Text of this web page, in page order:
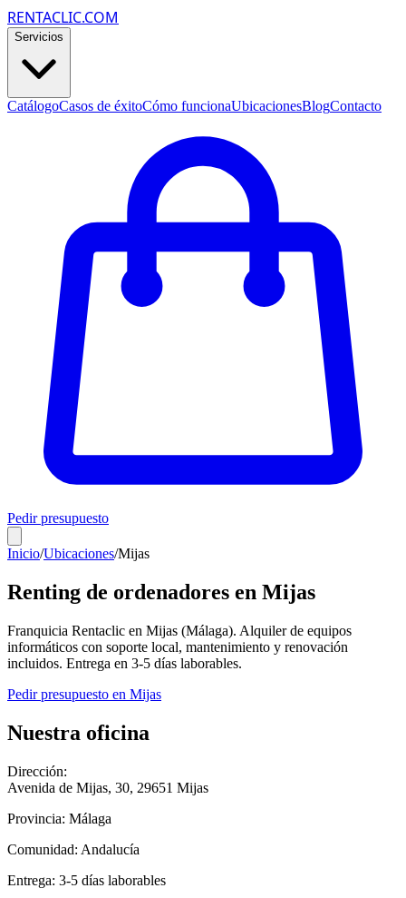
RENTACLIC.COM
Servicios
CatálogoCasos de éxitoCómo funcionaUbicacionesBlogContacto
Pedir presupuesto
Inicio/Ubicaciones/Mijas
Renting de ordenadores en Mijas
Franquicia Rentaclic en Mijas (Málaga). Alquiler de equipos
informáticos con soporte local, mantenimiento y renovación
incluidos. Entrega en 3-5 días laborables.
Pedir presupuesto en Mijas
Nuestra oficina
Dirección:
Avenida de Mijas, 30, 29651 Mijas
Provincia: Málaga
Comunidad: Andalucía
Entrega: 3-5 días laborables